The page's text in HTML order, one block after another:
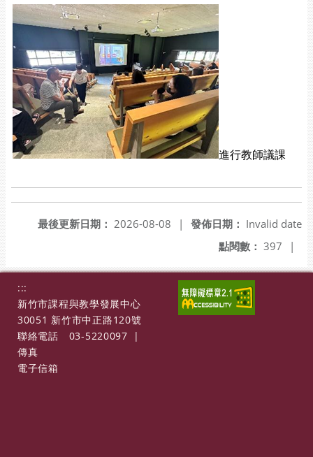
進行教師議課
發佈日期： Invalid date
最後更新日期： 2026-08-08
|
點閱數： 397 |
:::
新竹市課程與教學發展中心
30051 新竹市中正路120號
聯絡電話
03-5220097
|
傳真
電子信箱